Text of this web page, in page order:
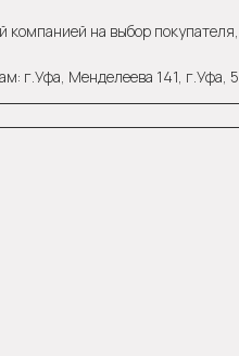
на выбор
г.Уфа, Менделеева 141, г.Уфа,